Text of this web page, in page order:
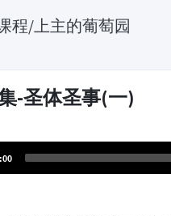
程/上主的葡萄园
-圣体圣事(一)